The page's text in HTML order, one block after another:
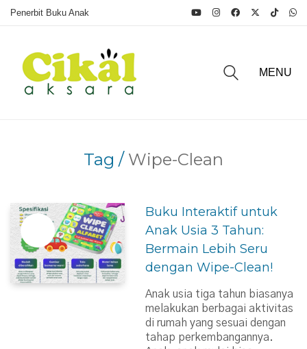
Penerbit Buku Anak
MENU
Tag / Wipe-Clean
Buku Interaktif untuk
Anak Usia 3 Tahun:
Bermain Lebih Seru
dengan Wipe-Clean!
Anak usia tiga tahun biasanya
melakukan berbagai aktivitas
di rumah yang sesuai dengan
tahap perkembangannya.